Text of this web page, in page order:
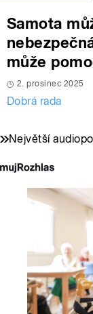
Samota
může
2. prosinec 2025
Dobrá rada
Největší